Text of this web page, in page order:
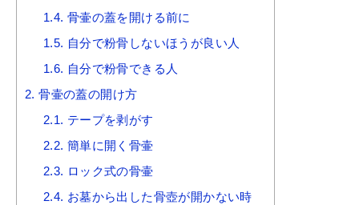
1.4. 骨壷の蓋を開ける前に
1.5. 自分で粉骨しないほうが良い人
1.6. 自分で粉骨できる人
2. 骨壷の蓋の開け方
2.1. テープを剥がす
2.2. 簡単に開く骨壷
2.3. ロック式の骨壷
2.4. お墓から出した骨壺が開かない時